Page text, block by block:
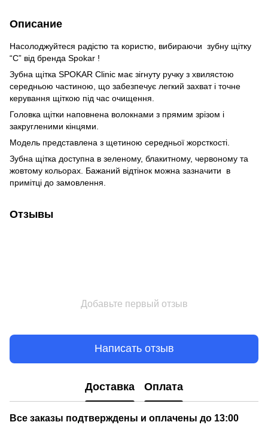
Описание
Насолоджуйтеся радістю та користю, вибираючи зубну щітку
“C” від бренда Spokar !
Зубна щітка SPOKAR Clinic має зігнуту ручку з хвилястою
середньою частиною, що забезпечує легкий захват і точне
керування щіткою під час очищення.
Головка щітки наповнена волокнами з прямим зрізом і
закругленими кінцями.
Модель представлена з щетиною середньої жорсткості.
Зубна щітка доступна в зеленому, блакитному, червоному та
жовтому кольорах. Бажаний відтінок можна зазначити в
примітці до замовлення.
Отзывы
Добавьте первый отзыв
Написать отзыв
Доставка Оплата
Все заказы подтверждены и оплачены до 13:00